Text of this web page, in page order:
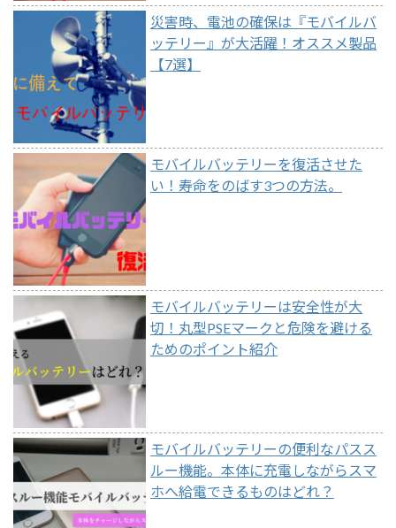
災害時、電池の確保は『モバイルバ
ッテリー』が大活躍！オススメ製品
【7選】
モバイルバッテリーを復活させた
い！寿命をのばす3つの方法。
モバイルバッテリーは安全性が大
切！丸型PSEマークと危険を避ける
ためのポイント紹介
モバイルバッテリーの便利なパスス
ルー機能。本体に充電しながらスマ
ホへ給電できるものはどれ？